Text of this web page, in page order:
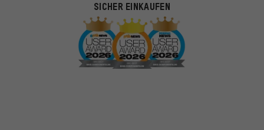
SICHER EINKAUFEN